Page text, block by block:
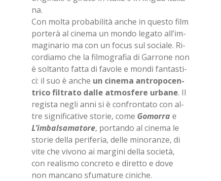
na.
Con mol­ta pro­ba­bi­li­tà an­che in que­sto film
por­te­rà al ci­ne­ma un mon­do le­ga­to al­l’im­
ma­gi­na­rio ma con un fo­cus sul so­cia­le. Ri­
cor­dia­mo che la fil­mo­gra­fia di Gar­ro­ne non
è sol­tan­to fat­ta di fa­vo­le e mon­di fan­ta­sti­
ci: il suo è an­che un ci­ne­ma an­tro­po­cen­
tri­co fil­tra­to dal­le at­mo­sfe­re ur­ba­ne. Il
re­gi­sta ne­gli anni si è con­fron­ta­to con al­
tre si­gni­fi­ca­ti­ve sto­rie, come Go­mor­ra e
L’im­bal­sa­ma­to­re, por­tan­do al ci­ne­ma le
sto­rie del­la pe­ri­fe­ria, del­le mi­no­ran­ze, di
vite che vi­vo­no ai mar­gi­ni del­la so­cie­tà,
con rea­li­smo con­cre­to e di­ret­to e dove
non man­ca­no sfu­ma­tu­re ci­ni­che.